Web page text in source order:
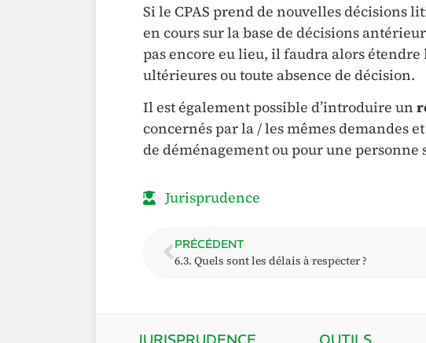
Si le CPAS prend de nouvelles décisions
en cours sur la base de décisions
pas encore eu lieu, il faudra alors étendre
ultérieures ou toute absence de décision.
Il est également possible d’introduire un
concernés par la / les mêmes demandes
de déménagement ou pour une personne
Jurisprudence
PRÉCÉDENT
6.3. Quels sont les délais à respecter ?